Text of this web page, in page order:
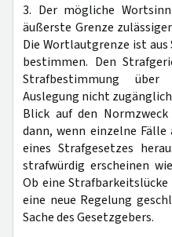
3. Der mögliche
äußerste Grenze
Die Wortlautgrenze ist
bestimmen. Den
Strafbestimmung
Auslegung nicht
Blick auf den
dann, wenn einzelne Fälle
eines Strafgesetzes
strafwürdig erscheinen
Ob eine
eine neue Regelung
Sache des Gesetzgebers.